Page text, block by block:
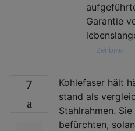
Garantie
Zenbike
7
Kohlefaser hält
stand als
Stahlrahmen.
befürchten,